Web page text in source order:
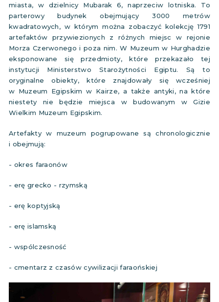
miasta, w dzielnicy Mubarak 6, naprzeciw lotniska. To
parterowy budynek obejmujący 3000 metrów
kwadratowych, w którym można zobaczyć kolekcję 1791
artefaktów przywiezionych z różnych miejsc w rejonie
Morza Czerwonego i poza nim. W Muzeum w Hurghadzie
eksponowane się przedmioty, które przekazało tej
instytucji Ministerstwo Starożytności Egiptu. Są to
oryginalne obiekty, które znajdowały się wcześniej
w Muzeum Egipskim w Kairze, a także antyki, na które
niestety nie będzie miejsca w budowanym w Gizie
Wielkim Muzeum Egipskim.
Artefakty w muzeum pogrupowane są chronologicznie
i obejmują:
- okres faraonów
- erę grecko - rzymską
- erę koptyjską
- erę islamską
- wspólczesność
- cmentarz z czasów cywilizacji faraońskiej